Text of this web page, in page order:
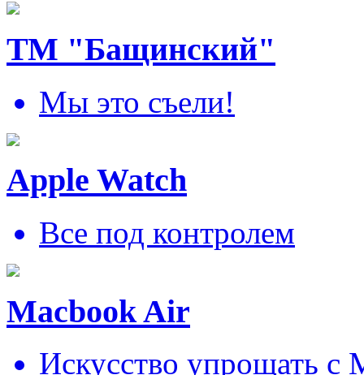
ТМ "Бащинский"
Мы это съели!
Apple Watch
Все под контролем
Macbook Air
Искусcтво упрощать c